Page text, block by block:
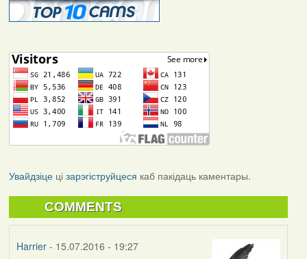
Увайдзіцеці зарэгіструйцеся каб пакідаць каментары.
COMMENTS
Harrier- 15.07.2016 - 19:27